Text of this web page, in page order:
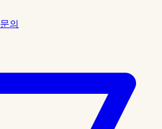
문의